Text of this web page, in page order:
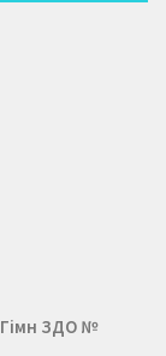
Гімн ЗДО №